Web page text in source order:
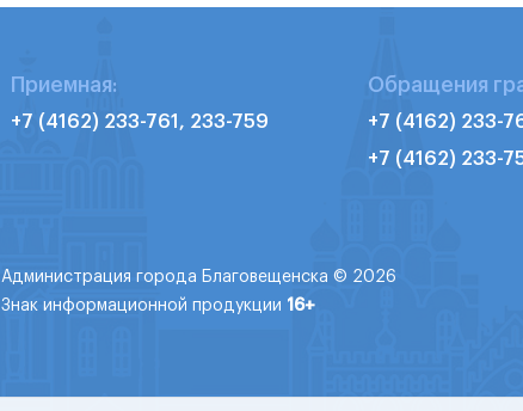
Приемная:
+7 (4162) 233-761, 233-759
Обращения
+7 (4162) 233-
+7 (4162) 233-
Администрация города Благовещенска © 2026
Знак информационной продукции 16+